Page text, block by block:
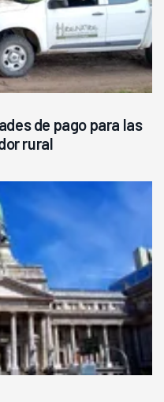
de pago para las
rural